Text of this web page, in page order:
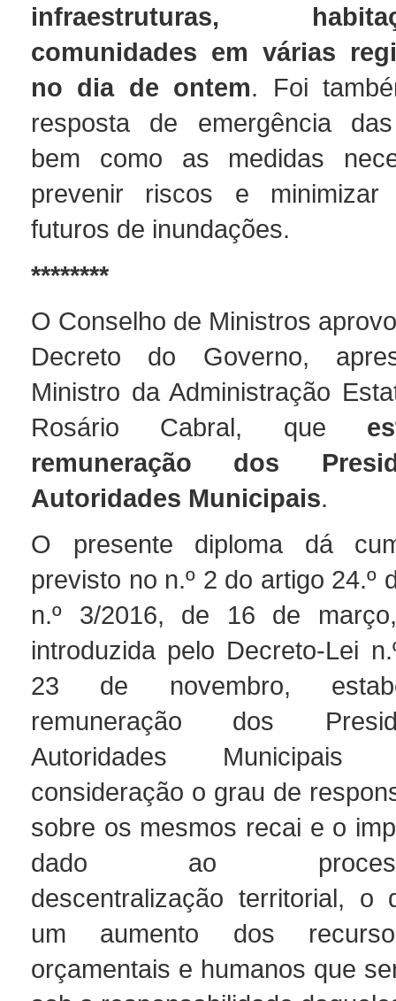
infraestruturas,
comunidades em várias
no dia de ontem. Foi
resposta de emergência
bem como as medidas
prevenir riscos e minimizar
futuros de inundações.
********
O Conselho de Ministros
Decreto do Governo,
Ministro da Administração
Rosário Cabral, que
remuneração dos
Autoridades Municipais.
O presente diploma dá
previsto no n.º 2 do artigo 24.º
n.º 3/2016, de 16 de
introduzida pelo Decreto-Lei
23 de novembro,
remuneração dos
Autoridades
consideração o grau de
sobre os mesmos recai e o
dado ao
descentralização territorial, o
um aumento dos
orçamentais e humanos que